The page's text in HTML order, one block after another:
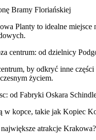
Bramy Floriańskiej
Planty to idealne
centrum: od dzielnicy
by odkryć inne
życiem.
od Fabryki Oskara
kopce, takie jak Kopiec
atrakcje Krakowa?